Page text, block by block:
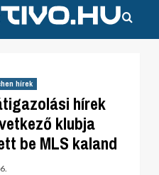
hírek
hírek
klubja
be MLS kaland